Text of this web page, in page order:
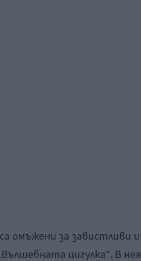
омъжени за завистливи и
цигулка“. В нея